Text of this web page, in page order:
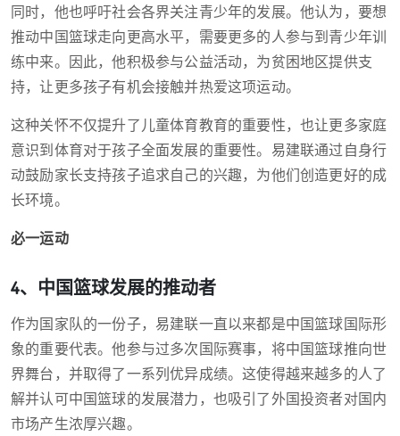
同时，他也呼吁社会各界关注青少年的发展。他认为，要想
推动中国篮球走向更高水平，需要更多的人参与到青少年训
练中来。因此，他积极参与公益活动，为贫困地区提供支
持，让更多孩子有机会接触并热爱这项运动。
这种关怀不仅提升了儿童体育教育的重要性，也让更多家庭
意识到体育对于孩子全面发展的重要性。易建联通过自身行
动鼓励家长支持孩子追求自己的兴趣，为他们创造更好的成
长环境。
必一运动
4、中国篮球发展的推动者
作为国家队的一份子，易建联一直以来都是中国篮球国际形
象的重要代表。他参与过多次国际赛事，将中国篮球推向世
界舞台，并取得了一系列优异成绩。这使得越来越多的人了
解并认可中国篮球的发展潜力，也吸引了外国投资者对国内
市场产生浓厚兴趣。